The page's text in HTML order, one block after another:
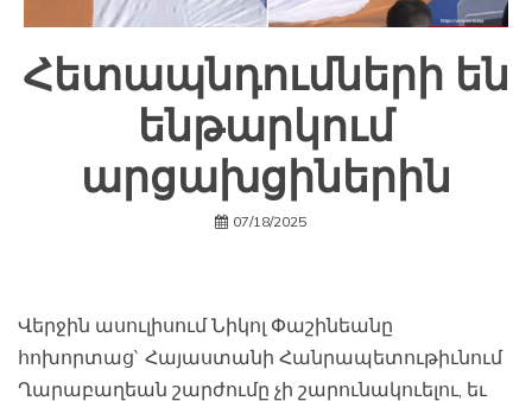
Հետապնդումների են
ենթարկում
արցախցիներին
07/18/2025
Վերջին ասուլիսում Նիկոլ Փաշինեանը
հոխորտաց` Հայաստանի Հանրապետութիւնում
Ղարաբաղեան շարժումը չի շարունակուելու, եւ